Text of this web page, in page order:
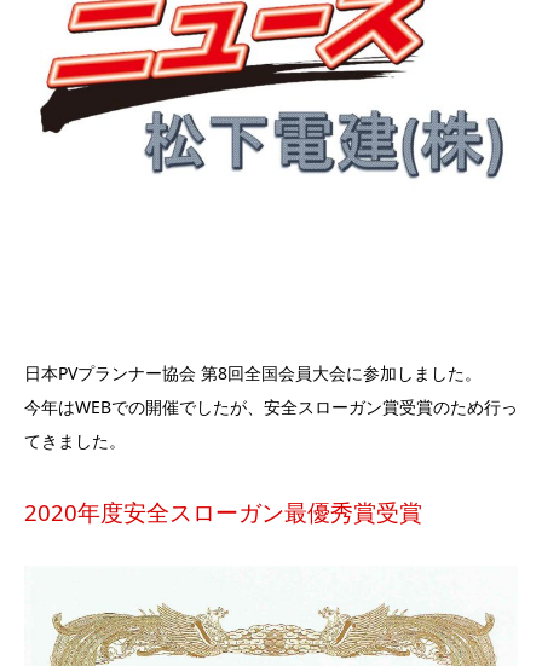
日本PVプランナー協会 第8回全国会員大会に参加しました。
今年はWEBでの開催でしたが、安全スローガン賞受賞のため行っ
てきました。
2020年度安全スローガン最優秀賞受賞